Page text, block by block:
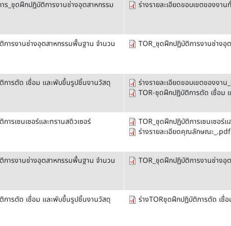
ร_ชุดฝึกปฏิบัติการงานช่างอุตสาหกรรม
ร่างรายละเอียดขอบเขตของงา
ารงานช่างอุตสาหกรรมพื้นฐาน จำนวน
TOR_ชุดฝึกปฏิบัติการงานช่าง
ารตัด เชื่อม และพับขึ้นรูปชิ้นงานวัสดุ
ร่างรายละเอียดขอบเขตของง
TOR-ชุดฝึกปฏิบัติการตัด เชื่อม
รเซนเซอร์และทรานสดิวเซอร์
TOR_ชุดฝึกปฏิบัติการเซนเซอร์
ร่างรายละเอียดคุณลักษณะ_.pdf
ารงานช่างอุตสาหกรรมพื้นฐาน จำนวน
TOR_ชุดฝึกปฏิบัติการงานช่าง
ารตัด เชื่อม และพับขึ้นรูปชิ้นงานวัสดุ
ร่างTORชุดฝึกปฏิบัติการตัด เ